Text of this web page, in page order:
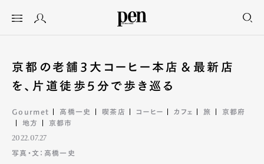
京都の老舗3大コーヒー本店＆最新店
を、片道徒歩5分で歩き巡る
Gourmet 高橋一史 喫茶店 コーヒー カフェ 旅
京都府
地方
京都市
2022.07.27
写真・文：高橋一史